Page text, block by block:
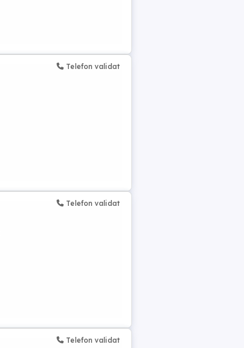
Telefon validat
Telefon validat
Telefon validat